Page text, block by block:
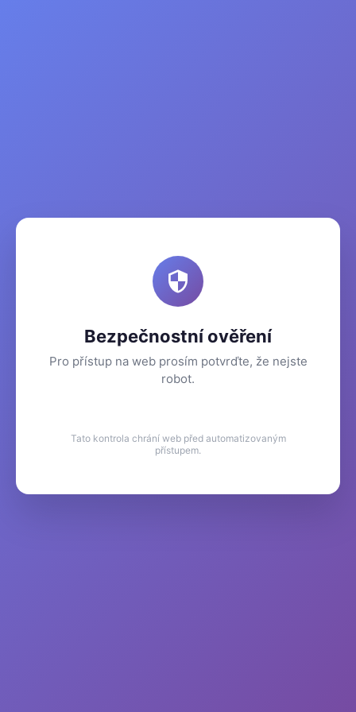
Bezpečnostní ověření
Pro přístup na web prosím potvrďte, že nejste
robot.
Tato kontrola chrání web před automatizovaným
přístupem.